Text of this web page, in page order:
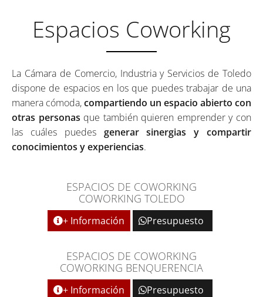
Espacios Coworking
La Cámara de Comercio, Industria y Servicios de Toledo
dispone de espacios en los que puedes trabajar de una
manera cómoda,compartiendo un espacio abierto con
otras personas que también quieren emprender y con
las cuáles puedes generar sinergias y compartir
conocimientos y experiencias.
ESPACIOS DE COWORKING
COWORKING TOLEDO
+ Información Presupuesto
ESPACIOS DE COWORKING
COWORKING BENQUERENCIA
+ Información Presupuesto